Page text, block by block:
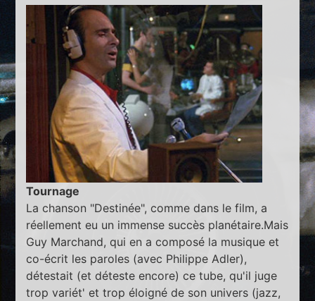
Tournage
La chanson "Destinée", comme dans le film, a
réellement eu un immense succès planétaire.Mais
Guy Marchand, qui en a composé la musique et
co-écrit les paroles (avec Philippe Adler),
détestait (et déteste encore) ce tube, qu'il juge
trop variét' et trop éloigné de son univers (jazz,